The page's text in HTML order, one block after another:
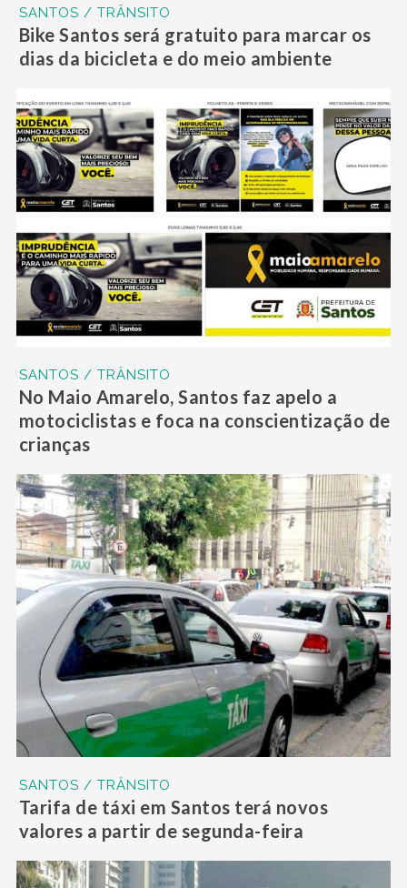
SANTOS / TRÂNSITO
Bike Santos será gratuito para marcar os
dias da bicicleta e do meio ambiente
SANTOS / TRÂNSITO
No Maio Amarelo, Santos faz apelo a
motociclistas e foca na conscientização de
crianças
SANTOS / TRÂNSITO
Tarifa de táxi em Santos terá novos
valores a partir de segunda-feira